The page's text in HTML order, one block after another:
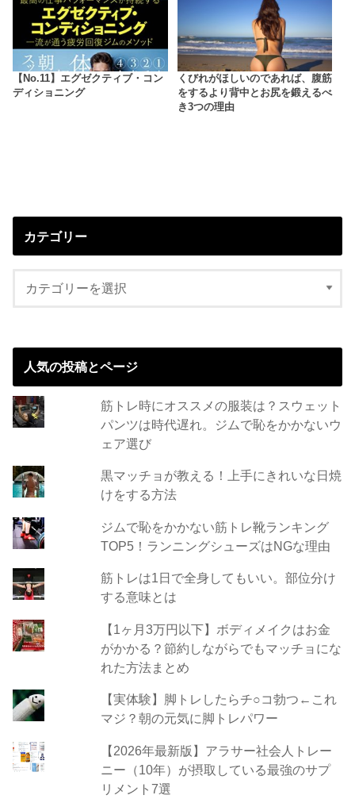
【No.11】エグゼクティブ・コン
ディショニング
くびれがほしいのであれば、腹筋
をするより背中とお尻を鍛えるべ
き3つの理由
カテゴリー
人気の投稿とページ
筋トレ時にオススメの服装は？スウェット
パンツは時代遅れ。ジムで恥をかかないウ
ェア選び
黒マッチョが教える！上手にきれいな日焼
けをする方法
ジムで恥をかかない筋トレ靴ランキング
TOP5！ランニングシューズはNGな理由
筋トレは1日で全身してもいい。部位分け
する意味とは
【1ヶ月3万円以下】ボディメイクはお金
がかかる？節約しながらでもマッチョにな
れた方法まとめ
【実体験】脚トレしたらチ○コ勃つ←これ
マジ？朝の元気に脚トレパワー
【2026年最新版】アラサー社会人トレー
ニー（10年）が摂取している最強のサプ
リメント7選